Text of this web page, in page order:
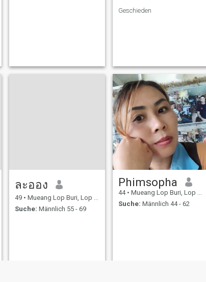
Geschieden
ละออง
49 • Mueang Lop Buri, Lop Buri, Thailand
Suche: Männlich 55 - 69
Phimsopha
44 • Mueang Lop Buri, Lop Buri, Thailand
Suche: Männlich 44 - 62